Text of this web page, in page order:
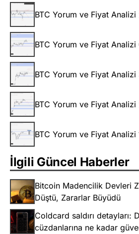
BTC Yorum ve Fiyat
BTC Yorum ve Fiyat
BTC Yorum ve Fiyat
BTC Yorum ve Fiyat
BTC Yorum ve Fiyat
İlgili Güncel Haberler
Bitcoin Madencilik Devleri
Düştü, Zararlar Büyüdü
Coldcard saldırı detayları:
cüzdanlarına ne kadar